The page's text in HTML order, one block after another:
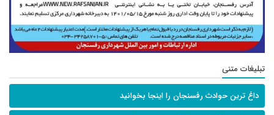
تبلیغات متنی
داغ ترین حوادث رفسنجان را اینجا بخوانید